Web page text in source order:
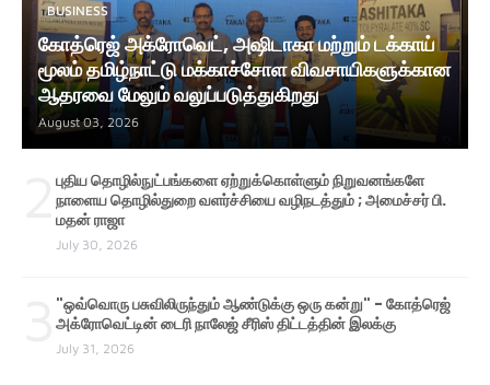
BUSINESS
கோத்ரெஜ் அக்ரோவெட், அஷிடாகா மற்றும் டக்காய்
மூலம் தமிழ்நாட்டு மக்காச்சோள விவசாயிகளுக்கான
ஆதரவை மேலும் வலுப்படுத்துகிறது
August 03, 2026
புதிய தொழில்நுட்பங்களை ஏற்றுக்கொள்ளும் நிறுவனங்களே
நாளைய தொழில்துறை வளர்ச்சியை வழிநடத்தும் ; அமைச்சர் பி.
மதன் ராஜா
July 30, 2026
"ஒவ்வொரு பசுவிலிருந்தும் ஆண்டுக்கு ஒரு கன்று" - கோத்ரெஜ்
அக்ரோவெட்டின் டைரி நாலேஜ் சீரிஸ் திட்டத்தின் இலக்கு
July 31, 2026